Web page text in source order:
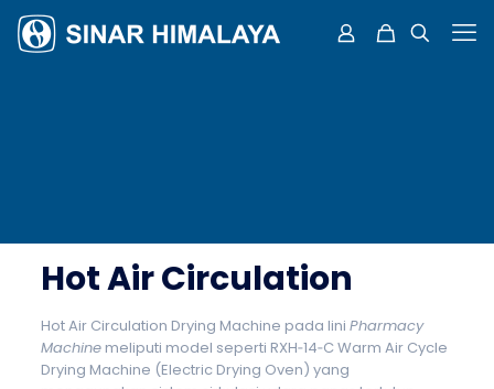
Hot Air Circulation
Hot Air Circulation Drying Machine pada lini Pharmacy
Machinemeliputi model seperti RXH‑14‑C Warm Air Cycle
Drying Machine (Electric Drying Oven) yang